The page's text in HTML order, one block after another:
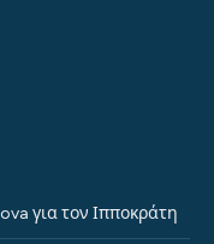
για τον Ιπποκράτη